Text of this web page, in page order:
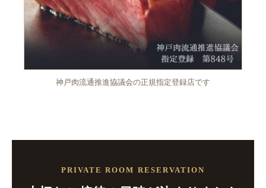
神戸肉流通推進協議会の正規指定登録店です
PRIVATE ROOM RESERVATION